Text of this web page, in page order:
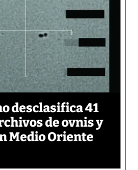
desclasifica 41
de ovnis y
Medio Oriente